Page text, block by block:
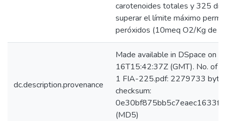
carotenoides totales y 325
superar el límite máximo
peróxidos (10meq O2/Kg de
dc.description.provenance
Made available in DSpace on
16T15:42:37Z (GMT). No. of
1 FIA-225.pdf: 2279733
checksum:
(MD5)